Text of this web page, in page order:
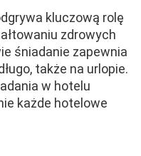
kluczową rolę
zdrowych
śniadanie zapewnia
także na urlopie.
w hotelu
każde hotelowe